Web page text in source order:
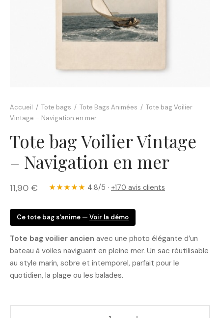
Accueil / Tote bags / Tote Bags Animées / Tote bag Voilier
Vintage – Navigation en mer
Tote bag Voilier Vintage
– Navigation en mer
11,90 € ★★★★★ 4.8/5 · +170 avis clients
Ce tote bag s'anime — Voir la démo
Tote bag voilier ancien avec une photo élégante d’un
bateau à voiles naviguant en pleine mer. Un sac réutilisable
au style marin, sobre et intemporel, parfait pour le
quotidien, la plage ou les balades.